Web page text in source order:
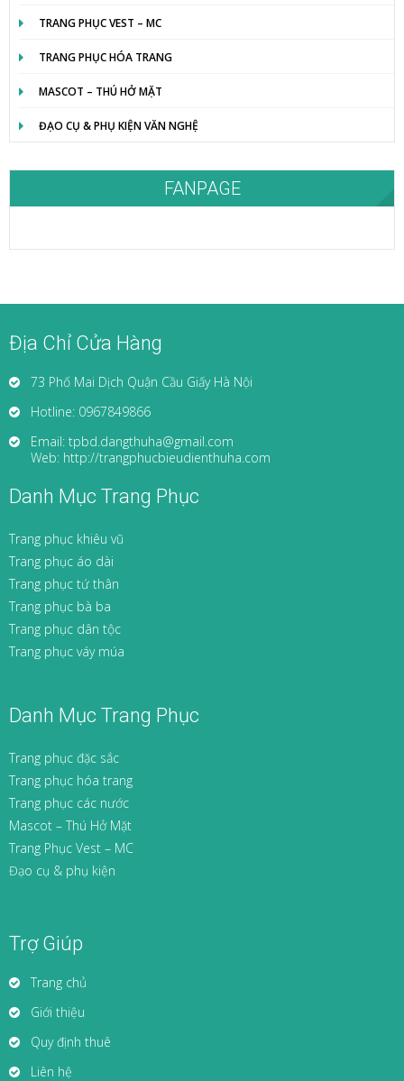
TRANG PHỤC VEST – MC
TRANG PHỤC HÓA TRANG
MASCOT – THÚ HỞ MẶT
ĐẠO CỤ & PHỤ KIỆN VĂN NGHỆ
FANPAGE
Địa Chỉ Cửa Hàng
73 Phố Mai Dịch Quận Cầu Giấy Hà Nội
Hotline: 0967849866
Email: tpbd.dangthuha@gmail.com
Web: http://trangphucbieudienthuha.com
Danh Mục Trang Phục
Trang phục khiêu vũ
Trang phục áo dài
Trang phục tứ thân
Trang phục bà ba
Trang phục dân tộc
Trang phục váy múa
Danh Mục Trang Phục
Trang phục đặc sắc
Trang phục hóa trang
Trang phục các nước
Mascot – Thú Hở Mặt
Trang Phục Vest – MC
Đạo cụ & phụ kiện
Trợ Giúp
Trang chủ
Giới thiệu
Quy định thuê
Liên hệ